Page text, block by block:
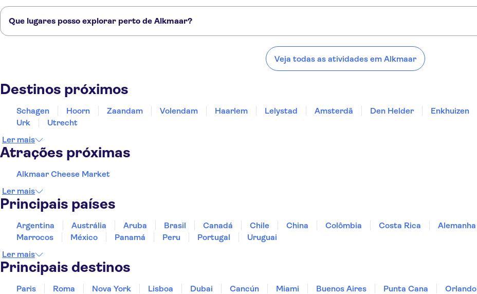
Que lugares posso explorar perto de Alkmaar?
Veja todas as atividades em Alkmaar
Destinos próximos
Schagen Hoorn Zaandam Volendam Haarlem Lelystad Amsterdã Den Helder Enkhuizen
Urk
Utrecht
Ler mais
Atrações próximas
Alkmaar Cheese Market
Ler mais
Principais países
Argentina Austrália Aruba Brasil Canadá Chile China Colômbia Costa Rica Alemanha
Marrocos
México Panamá Peru Portugal
Uruguai
Ler mais
Principais destinos
Paris Roma Nova York Lisboa Dubai Cancún Miami Buenos Aires Punta Cana Orlando